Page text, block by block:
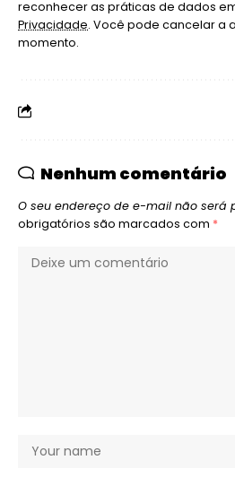
reconhecer as práticas de dados
Privacidade. Você pode cancelar a
momento.
Nenhum comentário
O seu endereço de e-mail não será
obrigatórios são marcados com *